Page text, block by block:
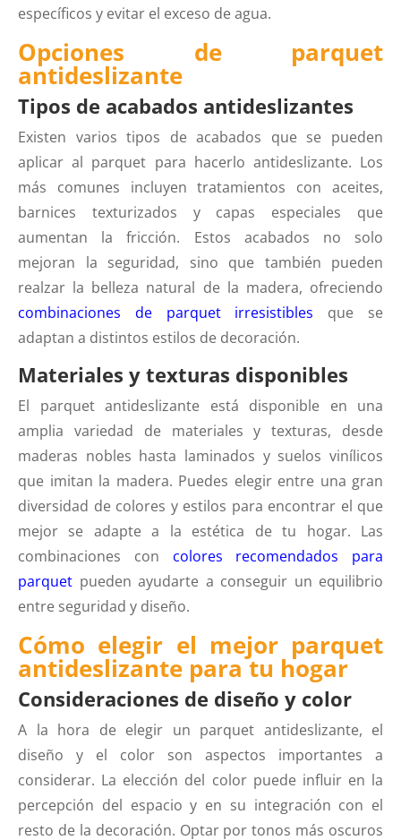
específicos y evitar el exceso de agua.
Opciones de parquet
antideslizante
Tipos de acabados antideslizantes
Existen varios tipos de acabados que se pueden
aplicar al parquet para hacerlo antideslizante. Los
más comunes incluyen tratamientos con aceites,
barnices texturizados y capas especiales que
aumentan la fricción. Estos acabados no solo
mejoran la seguridad, sino que también pueden
realzar la belleza natural de la madera, ofreciendo
combinaciones de parquet irresistibles que se
adaptan a distintos estilos de decoración.
Materiales y texturas disponibles
El parquet antideslizante está disponible en una
amplia variedad de materiales y texturas, desde
maderas nobles hasta laminados y suelos vinílicos
que imitan la madera. Puedes elegir entre una gran
diversidad de colores y estilos para encontrar el que
mejor se adapte a la estética de tu hogar. Las
combinaciones con colores recomendados para
parquet pueden ayudarte a conseguir un equilibrio
entre seguridad y diseño.
Cómo elegir el mejor parquet
antideslizante para tu hogar
Consideraciones de diseño y color
A la hora de elegir un parquet antideslizante, el
diseño y el color son aspectos importantes a
considerar. La elección del color puede influir en la
percepción del espacio y en su integración con el
resto de la decoración. Optar por tonos más oscuros